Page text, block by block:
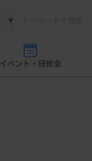
▼
イベント・研修会